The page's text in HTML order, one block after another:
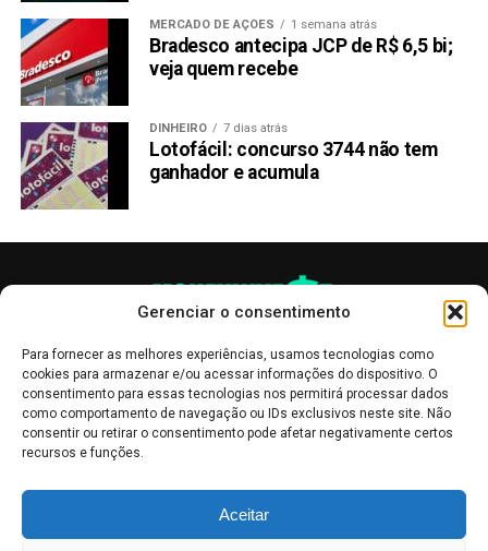
Gerenciar o consentimento
Para fornecer as melhores experiências, usamos tecnologias como
cookies para armazenar e/ou acessar informações do dispositivo. O
consentimento para essas tecnologias nos permitirá processar dados
como comportamento de navegação ou IDs exclusivos neste site. Não
consentir ou retirar o consentimento pode afetar negativamente certos
recursos e funções.
Aceitar
MERCADO DE AÇÕES 1 semana atrás
Bradesco antecipa JCP de R$ 6,5 bi;
veja quem recebe
DINHEIRO 7 dias atrás
Lotofácil: concurso 3744 não tem
ganhador e acumula
informativo, servindo como boletins de divulgação, e não devem ser
interpretadas como recomendações de investimento.Leia mais